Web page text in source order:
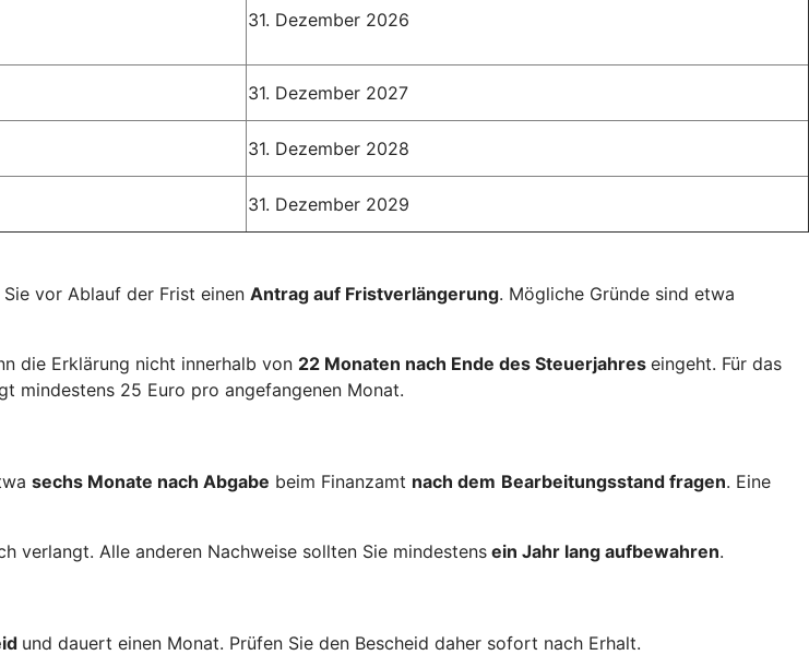
31. Dezember 2026
31. Dezember 2027
31. Dezember 2028
31. Dezember 2029
vor Ablauf der Frist einen Antrag auf Fristverlängerung. Mögliche Gründe sind etwa
die Erklärung nicht innerhalb von 22 Monaten nach Ende des Steuerjahres eingeht. Für das
mindestens 25 Euro pro angefangenen Monat.
sechs Monate nach Abgabe beim Finanzamt nach dem Bearbeitungsstand fragen. Eine
verlangt. Alle anderen Nachweise sollten Sie mindestens ein Jahr lang aufbewahren.
und dauert einen Monat. Prüfen Sie den Bescheid daher sofort nach Erhalt.